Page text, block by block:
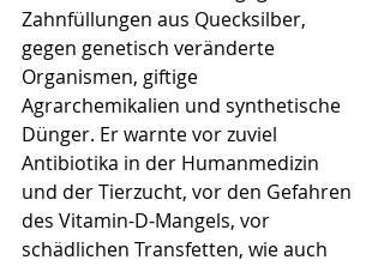
Zahnfüllungen aus Quecksilber,
gegen genetisch veränderte
Organismen, giftige
Agrarchemikalien und synthetische
Dünger. Er warnte vor zuviel
Antibiotika in der Humanmedizin
und der Tierzucht, vor den Gefahren
des Vitamin-D-Mangels, vor
schädlichen Transfetten, wie auch